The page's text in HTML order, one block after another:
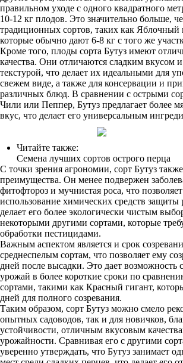
правильном уходе с одного квадратного
10-12 кг плодов. Это значительно больше,
традиционных сортов, таких как
которые обычно дают 6-8 кг с того же
Кроме того, плоды сорта Бутуз имеют
качества. Они отличаются сладким вкусом
текстурой, что делает их идеальными для
свежем виде, а также для консервации и
различных блюд. В сравнении с острыми
Чили или Пеппер, Бутуз предлагает более
вкус, что делает его универсальным
Читайте также:
Семена лучших сортов острого перца
С точки зрения агрономии, сорт Бутуз
преимущества. Он менее подвержен
фитофтороз и мучнистая роса, что
использование химических средств защиты
делает его более экологически чистым
некоторыми другими сортами, которые
обработки пестицидами.
Важным аспектом является и срок
среднеспелым сортам, что позволяет ему
дней после высадки. Это дает возможность
урожай в более короткие сроки по
сортами, такими как Красный гигант,
дней для полного созревания.
Таким образом, сорт Бутуз можно смело
опытных садоводов, так и для новичков,
устойчивости, отличным вкусовым
урожайности. Сравнивая его с другими
уверенно утверждать, что Бутуз занимает